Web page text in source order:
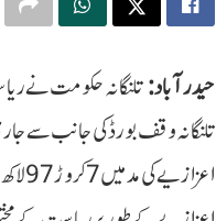
حیدرآباد: